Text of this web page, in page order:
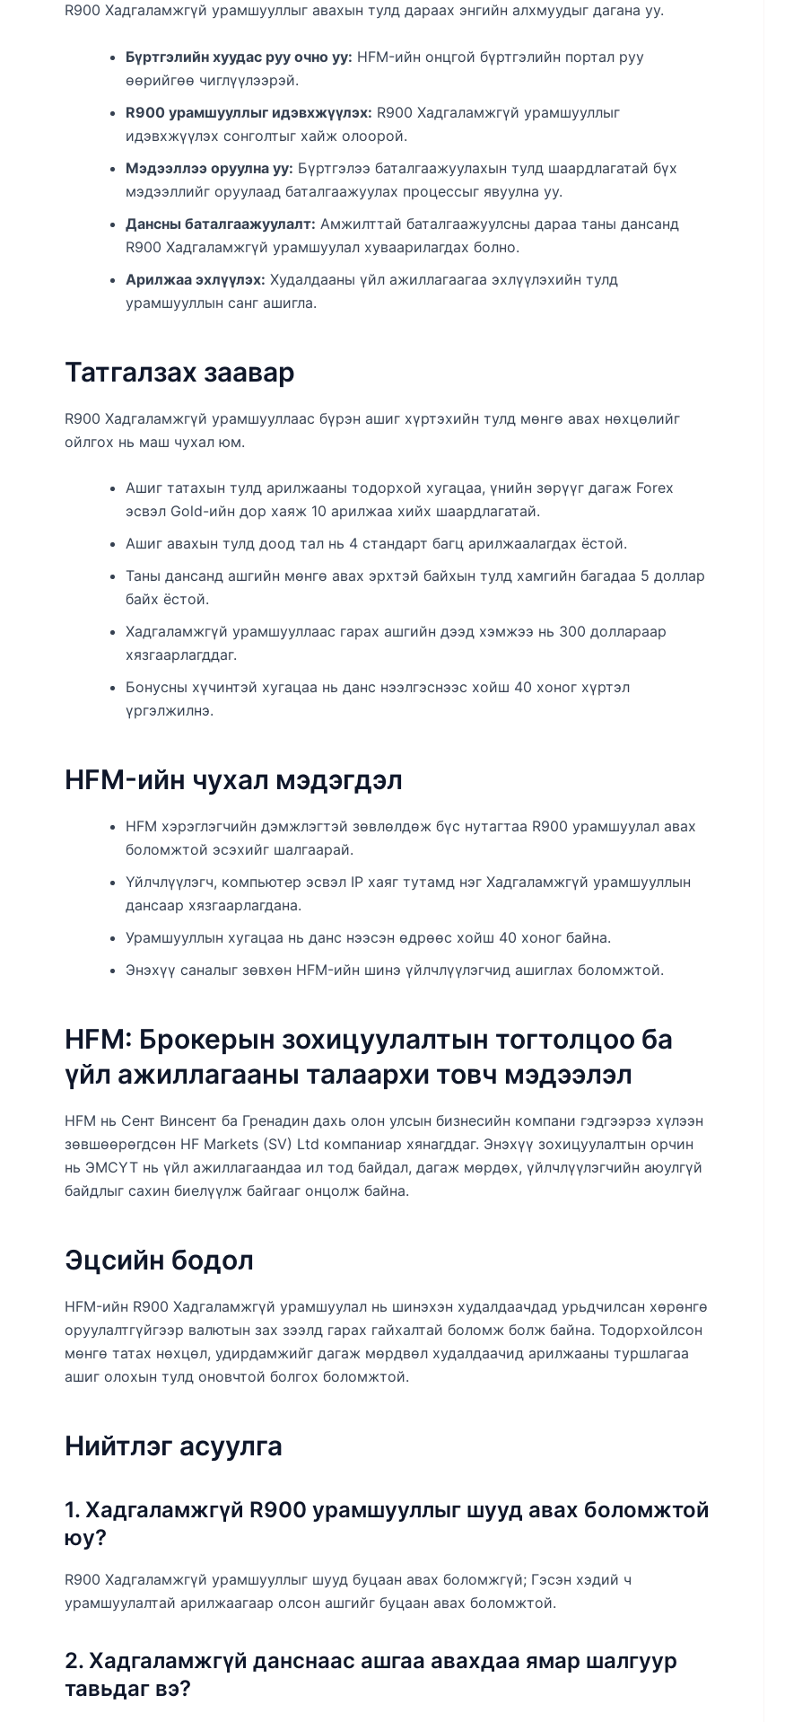
R900 Хадгаламжгүй урамшууллыг авахын тулд дараах энгийн алхмуудыг дагана уу.
Бүртгэлийн хуудас руу очно уу: HFM-ийн онцгой бүртгэлийн портал руу
өөрийгөө чиглүүлээрэй.
R900 урамшууллыг идэвхжүүлэх: R900 Хадгаламжгүй урамшууллыг
идэвхжүүлэх сонголтыг хайж олоорой.
Мэдээллээ оруулна уу: Бүртгэлээ баталгаажуулахын тулд шаардлагатай бүх
мэдээллийг оруулаад баталгаажуулах процессыг явуулна уу.
Дансны баталгаажуулалт: Амжилттай баталгаажуулсны дараа таны дансанд
R900 Хадгаламжгүй урамшуулал хуваарилагдах болно.
Арилжаа эхлүүлэх: Худалдааны үйл ажиллагаагаа эхлүүлэхийн тулд
урамшууллын санг ашигла.
Татгалзах заавар
R900 Хадгаламжгүй урамшууллаас бүрэн ашиг хүртэхийн тулд мөнгө авах нөхцөлийг
ойлгох нь маш чухал юм.
Ашиг татахын тулд арилжааны тодорхой хугацаа, үнийн зөрүүг дагаж Forex
эсвэл Gold-ийн дор хаяж 10 арилжаа хийх шаардлагатай.
Ашиг авахын тулд доод тал нь 4 стандарт багц арилжаалагдах ёстой.
Таны дансанд ашгийн мөнгө авах эрхтэй байхын тулд хамгийн багадаа 5 доллар
байх ёстой.
Хадгаламжгүй урамшууллаас гарах ашгийн дээд хэмжээ нь 300 доллараар
хязгаарлагддаг.
Бонусны хүчинтэй хугацаа нь данс нээлгэснээс хойш 40 хоног хүртэл
үргэлжилнэ.
HFM-ийн чухал мэдэгдэл
HFM хэрэглэгчийн дэмжлэгтэй зөвлөлдөж бүс нутагтаа R900 урамшуулал авах
боломжтой эсэхийг шалгаарай.
Үйлчлүүлэгч, компьютер эсвэл IP хаяг тутамд нэг Хадгаламжгүй урамшууллын
дансаар хязгаарлагдана.
Урамшууллын хугацаа нь данс нээсэн өдрөөс хойш 40 хоног байна.
Энэхүү саналыг зөвхөн HFM-ийн шинэ үйлчлүүлэгчид ашиглах боломжтой.
HFM: Брокерын зохицуулалтын тогтолцоо ба
үйл ажиллагааны талаархи товч мэдээлэл
HFM нь Сент Винсент ба Гренадин дахь олон улсын бизнесийн компани гэдгээрээ хүлээн
зөвшөөрөгдсөн HF Markets (SV) Ltd компаниар хянагддаг. Энэхүү зохицуулалтын орчин
нь ЭМСҮТ нь үйл ажиллагаандаа ил тод байдал, дагаж мөрдөх, үйлчлүүлэгчийн аюулгүй
байдлыг сахин биелүүлж байгааг онцолж байна.
Эцсийн бодол
HFM-ийн R900 Хадгаламжгүй урамшуулал нь шинэхэн худалдаачдад урьдчилсан хөрөнгө
оруулалтгүйгээр валютын зах зээлд гарах гайхалтай боломж болж байна. Тодорхойлсон
мөнгө татах нөхцөл, удирдамжийг дагаж мөрдвөл худалдаачид арилжааны туршлагаа
ашиг олохын тулд оновчтой болгох боломжтой.
Нийтлэг асуулга
1. Хадгаламжгүй R900 урамшууллыг шууд авах боломжтой
юу?
R900 Хадгаламжгүй урамшууллыг шууд буцаан авах боломжгүй; Гэсэн хэдий ч
урамшуулалтай арилжаагаар олсон ашгийг буцаан авах боломжтой.
2. Хадгаламжгүй данснаас ашгаа авахдаа ямар шалгуур
тавьдаг вэ?